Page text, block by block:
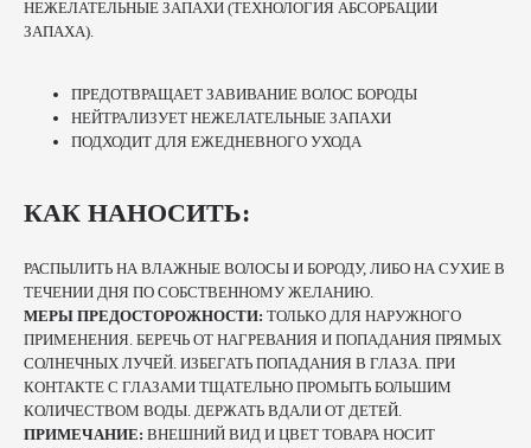
НЕЖЕЛАТЕЛЬНЫЕ ЗАПАХИ (ТЕХНОЛОГИЯ АБСОРБАЦИИ
ЗАПАХА).
ПРЕДОТВРАЩАЕТ ЗАВИВАНИЕ ВОЛОС БОРОДЫ
НЕЙТРАЛИЗУЕТ НЕЖЕЛАТЕЛЬНЫЕ ЗАПАХИ
ПОДХОДИТ ДЛЯ ЕЖЕДНЕВНОГО УХОДА
КАК НАНОСИТЬ:
РАСПЫЛИТЬ НА ВЛАЖНЫЕ ВОЛОСЫ И БОРОДУ, ЛИБО НА СУХИЕ В
ТЕЧЕНИИ ДНЯ ПО СОБСТВЕННОМУ ЖЕЛАНИЮ.
МЕРЫ ПРЕДОСТОРОЖНОСТИ: ТОЛЬКО ДЛЯ НАРУЖНОГО
ПРИМЕНЕНИЯ. БЕРЕЧЬ ОТ НАГРЕВАНИЯ И ПОПАДАНИЯ ПРЯМЫХ
СОЛНЕЧНЫХ ЛУЧЕЙ. ИЗБЕГАТЬ ПОПАДАНИЯ В ГЛАЗА. ПРИ
КОНТАКТЕ С ГЛАЗАМИ ТЩАТЕЛЬНО ПРОМЫТЬ БОЛЬШИМ
КОЛИЧЕСТВОМ ВОДЫ. ДЕРЖАТЬ ВДАЛИ ОТ ДЕТЕЙ.
ПРИМЕЧАНИЕ: ВНЕШНИЙ ВИД И ЦВЕТ ТОВАРА НОСИТ